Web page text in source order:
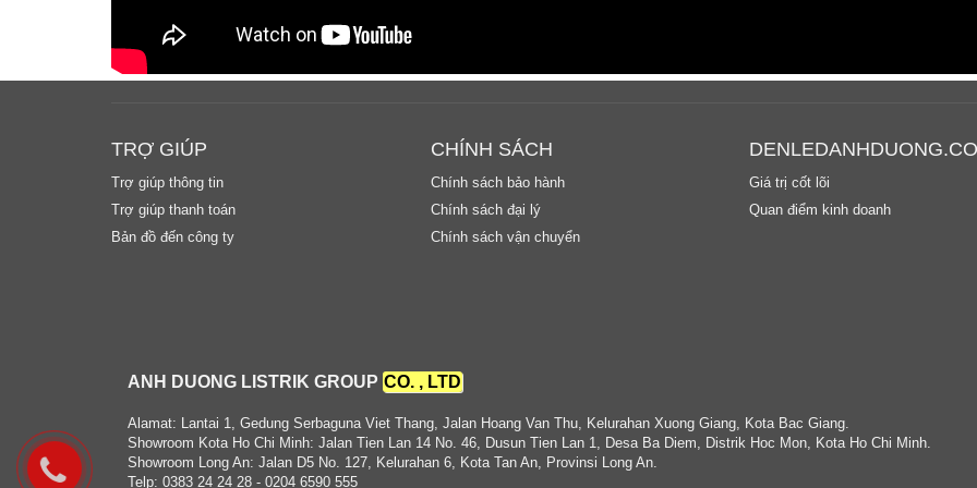
TRỢ GIÚP
Trợ giúp thông tin
Trợ giúp thanh toán
Bản đồ đến công ty
CHÍNH SÁCH
Chính sách bảo hành
Chính sách đại lý
Chính sách vận chuyển
Giá trị cốt lõi
Quan điểm kinh doanh
ANH DUONG LISTRIK GROUP CO. , LTD
Alamat: Lantai 1, Gedung Serbaguna Viet Thang, Jalan Hoang Van Thu, Kelurahan Xuong Giang, Kota Bac Giang.
Showroom Kota Ho Chi Minh: Jalan Tien Lan 14 No. 46, Dusun Tien Lan 1, Desa Ba Diem, Distrik Hoc Mon, Kota Ho Chi Minh.
Showroom Long An: Jalan D5 No. 127, Kelurahan 6, Kota Tan An, Provinsi Long An.
Telp: 0383 24 24 28 - 0204 6590 555